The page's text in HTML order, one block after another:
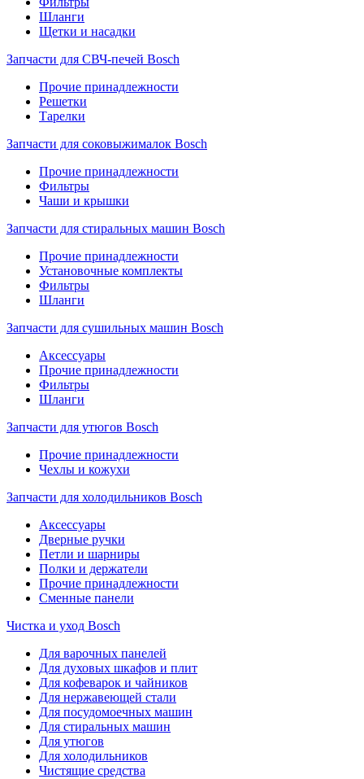
Шланги
Щетки и насадки
Запчасти для СВЧ-печей Bosch
Прочие принадлежности
Решетки
Тарелки
Запчасти для соковыжималок Bosch
Прочие принадлежности
Фильтры
Чаши и крышки
Запчасти для стиральных машин Bosch
Прочие принадлежности
Установочные комплекты
Фильтры
Шланги
Запчасти для сушильных машин Bosch
Аксессуары
Прочие принадлежности
Фильтры
Шланги
Запчасти для утюгов Bosch
Прочие принадлежности
Чехлы и кожухи
Запчасти для холодильников Bosch
Аксессуары
Дверные ручки
Петли и шарниры
Полки и держатели
Прочие принадлежности
Сменные панели
Чистка и уход Bosch
Для варочных панелей
Для духовых шкафов и плит
Для кофеварок и чайников
Для нержавеющей стали
Для посудомоечных машин
Для стиральных машин
Для утюгов
Для холодильников
Чистящие средства